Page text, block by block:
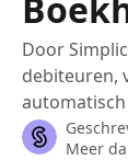
Door
debiteuren,
Meer